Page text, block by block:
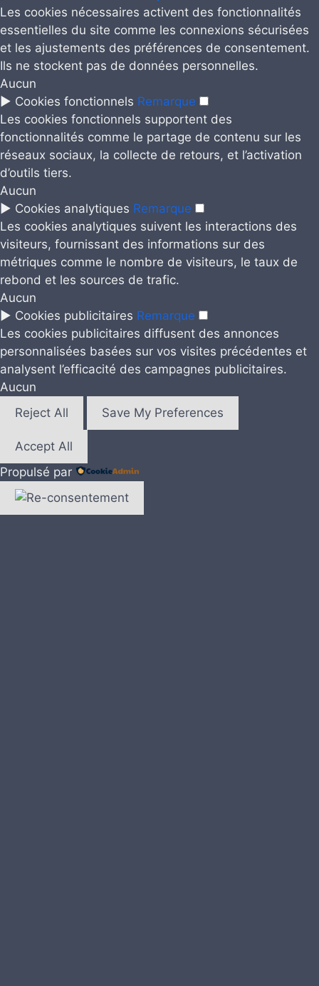
Les cookies nécessaires activent des fonctionnalités
essentielles du site comme les connexions sécurisées
et les ajustements des préférences de consentement.
Ils ne stockent pas de données personnelles.
Aucun
► Cookies fonctionnels Remarque
Les cookies fonctionnels supportent des
fonctionnalités comme le partage de contenu sur les
réseaux sociaux, la collecte de retours, et l’activation
d’outils tiers.
Aucun
► Cookies analytiques Remarque
Les cookies analytiques suivent les interactions des
visiteurs, fournissant des informations sur des
métriques comme le nombre de visiteurs, le taux de
rebond et les sources de trafic.
Aucun
► Cookies publicitaires Remarque
Les cookies publicitaires diffusent des annonces
personnalisées basées sur vos visites précédentes et
analysent l’efficacité des campagnes publicitaires.
Aucun
Reject All
Save My Preferences
Accept All
Propulsé par